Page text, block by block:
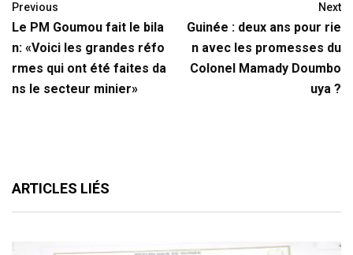
Previous
Le PM Goumou fait le bila
n: «Voici les grandes réfo
rmes qui ont été faites da
ns le secteur minier»
Next
Guinée : deux ans pour rie
n avec les promesses du
Colonel Mamady Doumbo
uya ?
ARTICLES LIÉS